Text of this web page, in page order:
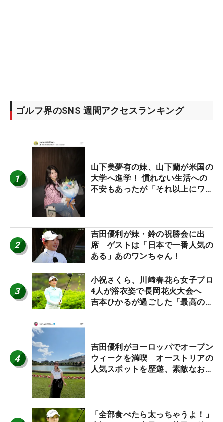
ゴルフ界のSNS 週間アクセスランキング
1
山下美夢有の妹、山下蘭が米国の
大学へ進学！ 慣れない生活への
不安もあったが「それ以上にワク
2
吉田優利が妹・鈴の祝勝会に出
席 ゲストは「日本で一番人気の
ある」あのワンちゃん！
3
小祝さくら、川﨑春花ら女子プロ
4人が浴衣姿で長岡花火大会へ
吉本ひかるが過ごした「最高の夏
4
吉田優利がヨーロッパでオープン
ウィークを満喫 オーストリアの
人気スポットを歴遊、素敵なお土
「全部食べたら太っちゃうよ！」